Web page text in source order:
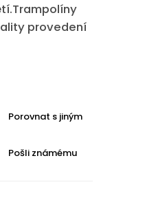
provedení
Porovnat s jiným
Pošli známému